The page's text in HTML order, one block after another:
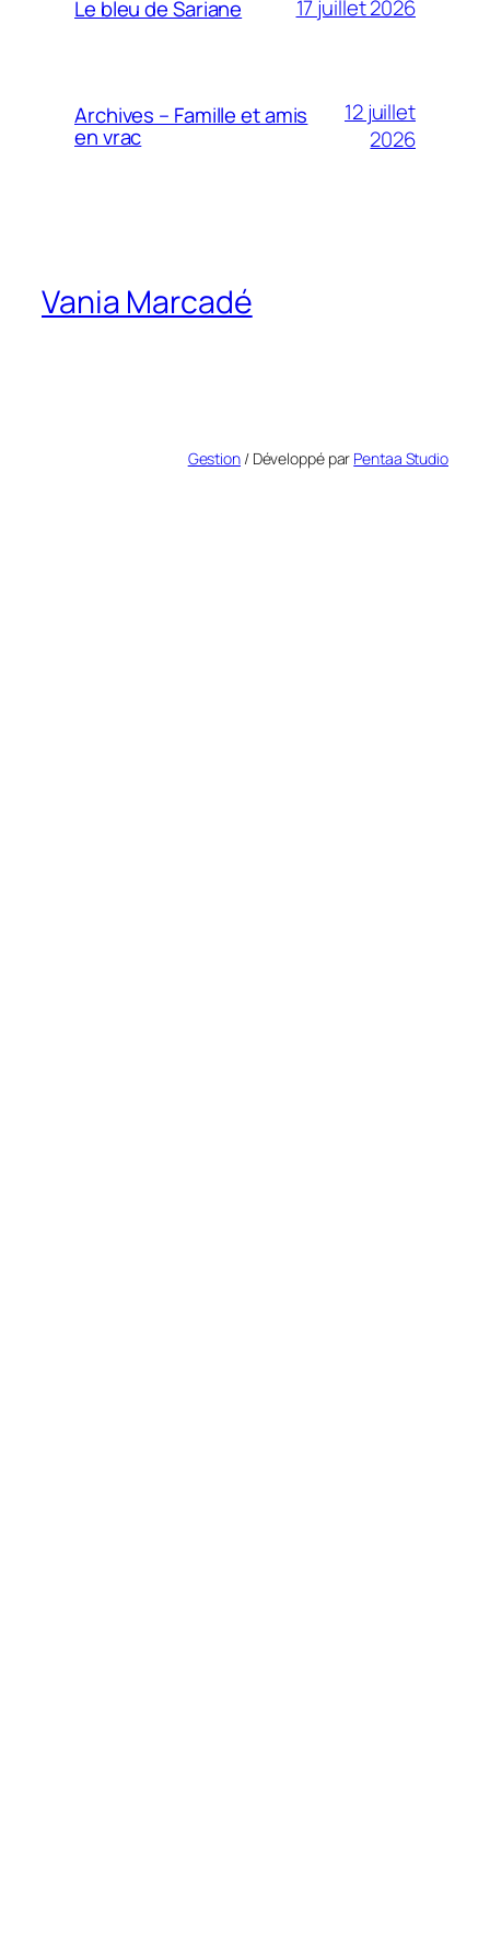
Le bleu de Sariane 17 juillet 2026
Archives – Famille et amis
en vrac
12 juillet
2026
Vania Marcadé
Gestion/ Développé par Pentaa Studio